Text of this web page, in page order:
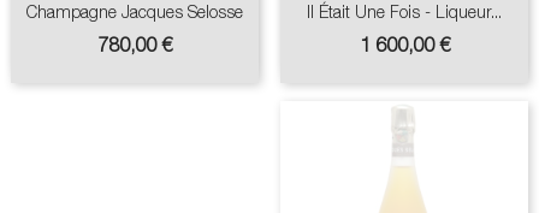
Champagne Jacques Selosse
Prix
780,00 €
Il Était Une Fois - Liqueur...
Prix
1 600,00 €